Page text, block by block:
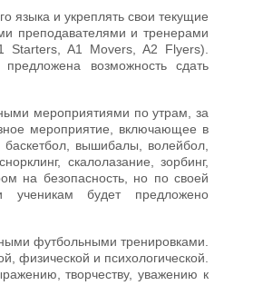
языка и укреплять свои текущие
преподавателями и тренерами
Starters, A1 Movers, A2 Flyers).
возможность сдать
мероприятиями по утрам, за
мероприятие, включающее в
вышибалы, волейбол,
скалолазание, зорбинг,
на безопасность, но по своей
ученикам будет предложено
футбольными тренировками.
физической и психологической.
творчеству, уважению к